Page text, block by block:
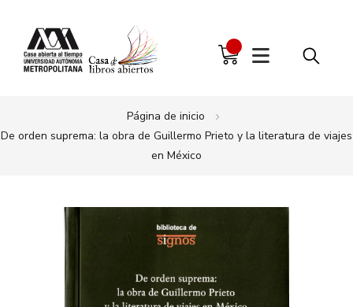
Página de inicio
De orden suprema: la obra de Guillermo Prieto y la literatura de viajes
en México